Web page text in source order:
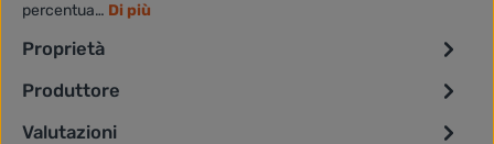
percentua… Di più
Proprietà
Produttore
Valutazioni